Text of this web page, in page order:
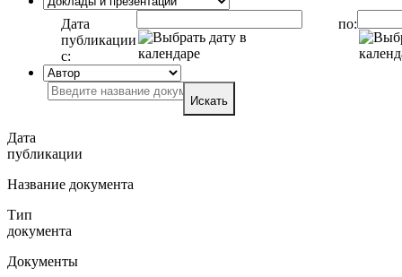
Дата
публикации
с:
по:
Искать
Дата
публикации
Название документа
Тип
документа
Документы